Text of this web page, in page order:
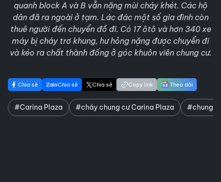
quanh block A và B vẫn nặng mùi cháy khét. Các hộ
dân đã ra ngoài ở tạm. Lác đác một số gia đình còn
thuê người đến chuyển đồ đi. Có 17 ôtô và hơn 340 xe
máy bị cháy trơ khung, hư hỏng nặng được chuyển đi
và kéo ra chất thành đống ở góc khuôn viên chung cư.
Chia sẻ Chia sẻ Chia sẻ Copy link Theo dõi
#Carina Plaza #cháy chung cư Carina Plaza #chung